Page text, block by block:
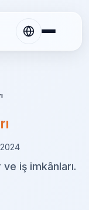
ve iş imkânları.